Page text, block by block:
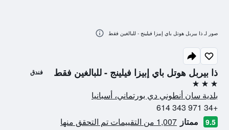
ذا بيربل هوتل باي إبيزا فيلينج - للبالغين فقط فندق
3 نجوم
بلدية سان أنطوني دي بورتماني، أسبانيا
+34 971 343 614
9.5 ممتاز 1,007 من التقييمات تم التحقق منها
صور لـ ذا بيربل هوتل باي إبيزا فيلينج - للبالغين فقط